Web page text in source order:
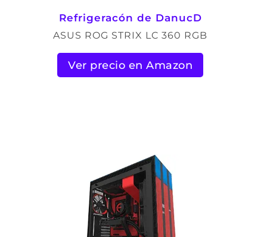
Refrigeracón de DanucD
ASUS ROG STRIX LC 360 RGB
Ver precio en Amazon